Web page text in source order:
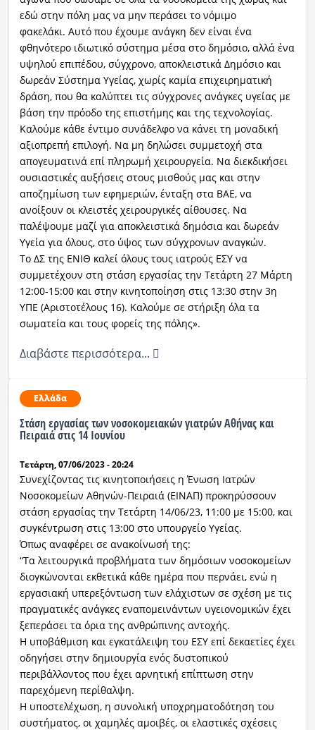
εδώ στην πόλη μας να μην περάσει το νόμιμο
φακελάκι. Αυτό που έχουμε ανάγκη δεν είναι ένα
φθηνότερο ιδιωτικό σύστημα μέσα στο δημόσιο, αλλά ένα
υψηλού επιπέδου, σύγχρονο, αποκλειστικά Δημόσιο και
δωρεάν Σύστημα Υγείας, χωρίς καμία επιχειρηματική
δράση, που θα καλύπτει τις σύγχρονες ανάγκες υγείας με
βάση την πρόοδο της επιστήμης και της τεχνολογίας.
Καλούμε κάθε έντιμο συνάδελφο να κάνει τη μοναδική
αξιοπρεπή επιλογή. Να μη δηλώσει συμμετοχή στα
απογευματινά επί πληρωμή χειρουργεία. Να διεκδικήσει
ουσιαστικές αυξήσεις στους μισθούς μας και στην
αποζημίωση των εφημεριών, ένταξη στα ΒΑΕ, να
ανοίξουν οι κλειστές χειρουργικές αίθουσες. Να
παλέψουμε μαζί για αποκλειστικά δημόσια και δωρεάν
Υγεία για όλους, στο ύψος των σύγχρονων αναγκών.
Το ΔΣ της ΕΝΙΘ καλεί όλους τους ιατρούς ΕΣΥ να
συμμετέχουν στη στάση εργασίας την Τετάρτη 27 Μάρτη
12:00-15:00 και στην κινητοποίηση στις 13:30 στην 3η
ΥΠΕ (Αριστοτέλους 16). Καλούμε σε στήριξη όλα τα
σωματεία και τους φορείς της πόλης».
Διαβάστε περισσότερα...
Ελλάδα
Στάση εργασίας των νοσοκομειακών γιατρών Αθήνας και
Πειραιά στις 14 Ιουνίου
Τετάρτη, 07/06/2023 - 20:24
Συνεχίζοντας τις κινητοποιήσεις η Ένωση Ιατρών
Νοσοκομείων Αθηνών-Πειραιά (ΕΙΝΑΠ) προκηρύσσουν
στάση εργασίας την Τετάρτη 14/06/23, 11:00 με 15:00, και
συγκέντρωση στις 13:00 στο υπουργείο Υγείας.
Όπως αναφέρει σε ανακοίνωσή της:
“Τα λειτουργικά προβλήματα των δημόσιων νοσοκομείων
διογκώνονται εκθετικά κάθε ημέρα που περνάει, ενώ η
εργασιακή υπερεξόντωση των ελάχιστων σε σχέση με τις
πραγματικές ανάγκες εναπομεινάντων υγειονομικών έχει
ξεπεράσει τα όρια της ανθρώπινης αντοχής.
Η υποβάθμιση και εγκατάλειψη του ΕΣΥ επί δεκαετίες έχει
οδηγήσει στην δημιουργία ενός δυστοπικού
περιβάλλοντος που έχει αρνητική επίπτωση στην
παρεχόμενη περίθαλψη.
Η υποστελέχωση, η συνολική υποχρηματοδότηση του
συστήματος, οι χαμηλές αμοιβές, οι ελαστικές σχέσεις